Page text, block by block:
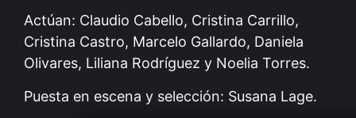
Actúan: Claudio Cabello, Cristina Carrillo,
Cristina Castro, Marcelo Gallardo, Daniela
Olivares, Liliana Rodríguez y Noelia Torres.
Puesta en escena y selección: Susana Lage.